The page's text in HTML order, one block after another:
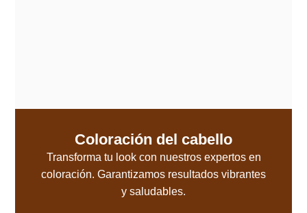
Coloración del cabello
Transforma tu look con nuestros expertos en
coloración. Garantizamos resultados vibrantes
y saludables.